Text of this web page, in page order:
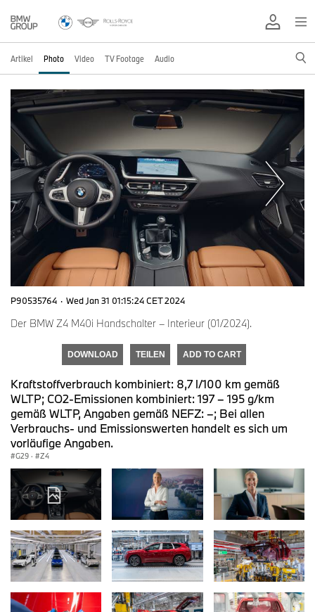
Artikel Photo Video TV Footage Audio
P90535764 · Wed Jan 31 01:15:24 CET 2024
Der BMW Z4 M40i Handschalter – Interieur (01/2024).
DOWNLOAD TEILEN ADD TO CART
Kraftstoffverbrauch kombiniert: 8,7 l/100 km gemäß
WLTP; CO2-Emissionen kombiniert: 197 – 195 g/km
gemäß WLTP, Angaben gemäß NEFZ: –; Bei allen
Verbrauchs- und Emissionswerten handelt es sich um
vorläufige Angaben.
G29 · Z4